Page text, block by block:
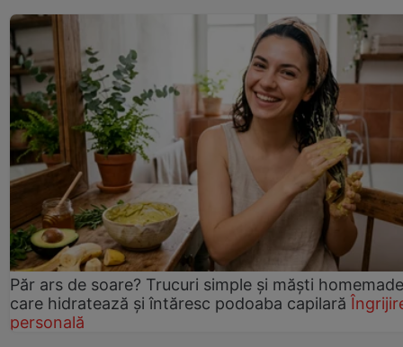
Păr ars de soare? Trucuri simple și măști homemade
care hidratează și întăresc podoaba capilară
personală